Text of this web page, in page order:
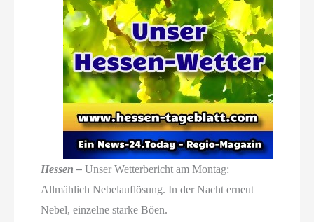
Hessen – Unser Wetterbericht am Montag:
Allmählich Nebelauflösung. In der Nacht erneut
Nebel, einzelne starke Böen.